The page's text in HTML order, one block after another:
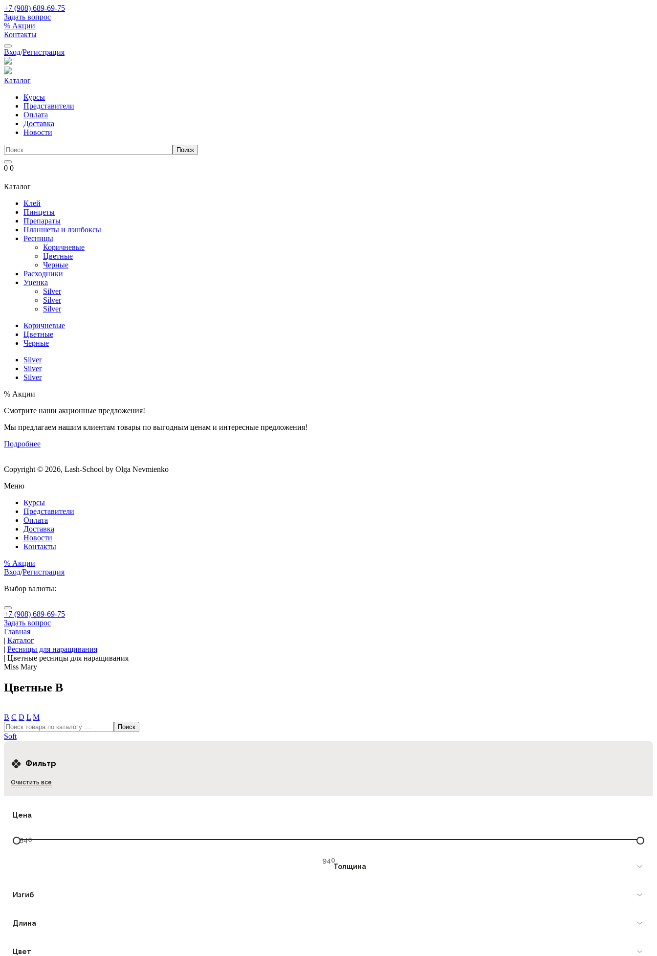
+7 (908) 689-69-75
Задать вопрос
% Акции
Контакты
Вход/Регистрация
Каталог
Курсы
Представители
Оплата
Доставка
Новости
0 0
Каталог
Клей
Пинцеты
Препараты
Планшеты и лэшбоксы
Ресницы
Коричневые
Цветные
Черные
Расходники
Уценка
Silver
Silver
Silver
Коричневые
Цветные
Черные
Silver
Silver
Silver
% Акции
Смотрите наши акционные предложения!
Мы предлагаем нашим клиентам товары по выгодным ценам и интересные предложения!
Подробнее
Copyright © 2026, Lash-School by Olga Nevmienko
Меню
Курсы
Представители
Оплата
Доставка
Новости
Контакты
% Акции
Вход/Регистрация
Выбор валюты:
+7 (908) 689-69-75
Задать вопрос
Главная
| Каталог
| Ресницы для наращивания
| Цветные ресницы для наращивания
Miss Mary
Цветные B
В С D L М
Soft
Фильтр
Очистить все
Цена
Толщина
Изгиб
Длина
Цвет